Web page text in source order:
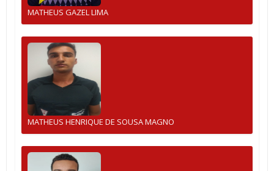
MATHEUS GAZEL LIMA
MATHEUS HENRIQUE DE SOUSA MAGNO